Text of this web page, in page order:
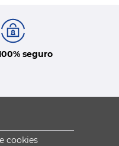
seguro
cookies